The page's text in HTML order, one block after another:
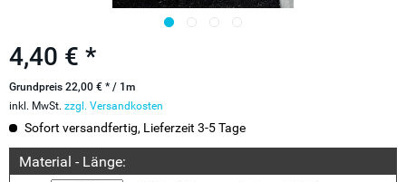
4,40 € *
Grundpreis 22,00 € * / 1m
inkl. MwSt. zzgl. Versandkosten
Sofort versandfertig, Lieferzeit 3-5 Tage
Material - Länge: